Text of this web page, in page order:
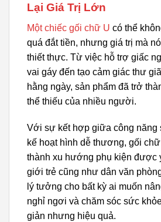
Lại Giá Trị Lớn
Một chiếc gối chữ U có thể
quá đắt tiền, nhưng giá trị mà
thiết thực. Từ việc hỗ trợ giấc
vai gáy đến tạo cảm giác thư
hằng ngày, sản phẩm đã trở
thể thiếu của nhiều người.
Với sự kết hợp giữa công năng
kế hoạt hình dễ thương, gối
thành xu hướng phụ kiện được
giới trẻ cũng như dân văn
lý tưởng cho bất kỳ ai muốn
nghỉ ngơi và chăm sóc sức
giản nhưng hiệu quả.